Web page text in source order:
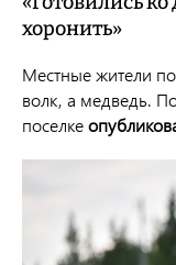
хоронить»
Местные жители
волк, а медведь.
поселке